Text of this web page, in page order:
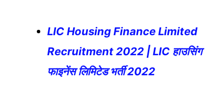
LIC Housing Finance Limited
Recruitment 2022 | LIC हाउसिंग
फाइनेंस लिमिटेड भर्ती 2022